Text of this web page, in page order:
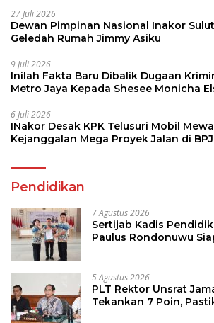
27 Juli 2026
Dewan Pimpinan Nasional Inakor
Geledah Rumah Jimmy Asiku
9 Juli 2026
Inilah Fakta Baru Dibalik Dugaan
Metro Jaya Kepada Shesee Monicha
6 Juli 2026
INakor Desak KPK Telusuri Mobil
Kejanggalan Mega Proyek Jalan di
Pendidikan
7 Agustus 2026
Sertijab Kadis
Paulus Rondonuwu
5 Agustus 2026
PLT Rektor Unsrat
Tekankan 7 Poin,